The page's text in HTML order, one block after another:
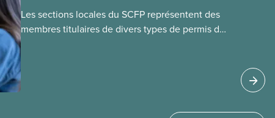
Les sections locales du SCFP représentent des
membres titulaires de divers types de permis de